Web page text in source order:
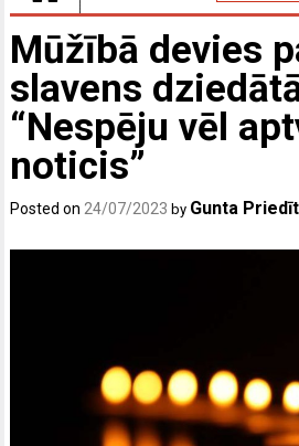
Mūžībā devies
slavens
“Nespēju vēl
noticis”
Posted on 24/07/2023 by Gunta